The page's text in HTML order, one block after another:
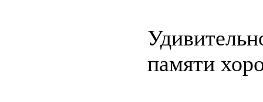
памяти